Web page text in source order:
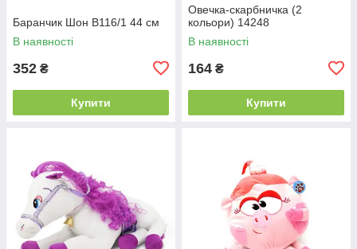
Баранчик Шон B116/1 44 см
В наявності
352 ₴
Купити
Овечка-скарбничка (2
кольори) 14248
В наявності
164 ₴
Купити